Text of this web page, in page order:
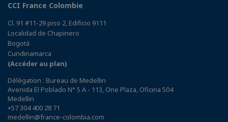
CCI France Colombie
Cl. 91 #11-29 piso 2, Edificio 9111
Localidad de Chapinero
Bogotá
Cundinamarca
(Accéder au plan)
Délégation : Bureau de Medellin
Avenida El Poblado N° 5 A - 113, One Plaza, Oficina 504
Medellin
+57 304 400 28 71
medellin@france-colombia.com